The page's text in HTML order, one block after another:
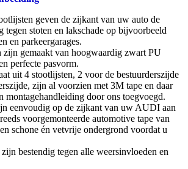
geven de zijkant van uw auto de
tegen stoten en lakschade op bijvoorbeeld
en parkeergarages.
zijn gemaakt van hoogwaardig zwart PU
perfecte pasvorm.
uit 4 stootlijsten, 2 voor de bestuurderszijde
zijn al voorzien met 3M tape en daar
montagehandleiding door ons toegvoegd.
eenvoudig op de zijkant van uw AUDI aan
voorgemonteerde automotive tape van
schone én vetvrije ondergrond voordat u
bestendig tegen alle weersinvloeden en